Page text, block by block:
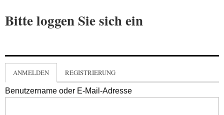
Bitte loggen Sie sich ein
ANMELDEN REGISTRIERUNG
Benutzername oder E-Mail-Adresse